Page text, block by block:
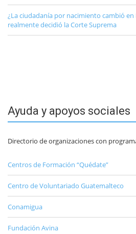
¿La ciudadanía por nacimiento cambió en
realmente decidió la Corte Suprema
Ayuda y apoyos sociales
Directorio de organizaciones con
Centros de Formación “Quédate”
Centro de Voluntariado Guatemalteco
Conamigua
Fundación Avina